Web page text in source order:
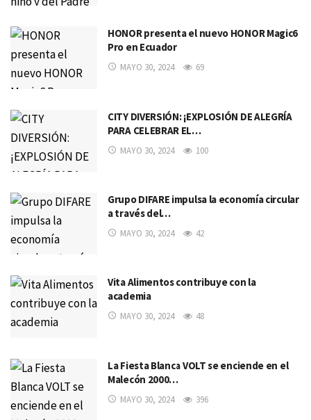
HONOR presenta el nuevo HONOR Magic6
Pro en Ecuador
MAYO 30, 2024 69
CITY DIVERSIÓN: ¡EXPLOSIÓN DE ALEGRÍA
PARA CELEBRAR EL…
MAYO 30, 2024 100
Grupo DIFARE impulsa la economía circular
a través del…
MAYO 30, 2024 42
Vita Alimentos contribuye con la
academia
MAYO 30, 2024 48
La Fiesta Blanca VOLT se enciende en el
Malecón 2000…
MAYO 30, 2024 396